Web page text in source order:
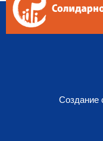
Создание